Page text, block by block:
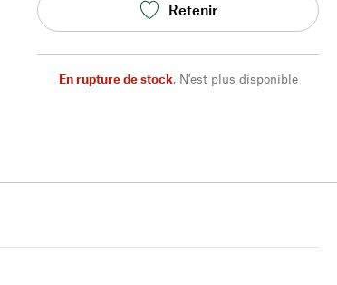
Retenir
En rupture de stock, N'est plus disponible